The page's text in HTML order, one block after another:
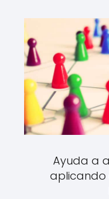
Ayuda a
aplicando